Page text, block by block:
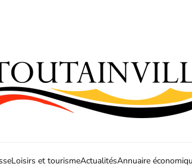
Loisirs et tourismeActualitésAnnuaire